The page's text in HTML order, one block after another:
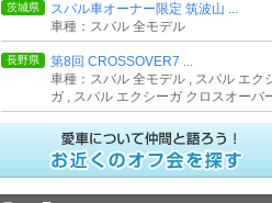
茨城県
スバル車オーナー限定 筑波山 ...
車種：スバル 全モデル
長野県
第8回 CROSSOVER7 ...
車種：スバル 全モデル , スバル エク
ガ , スバル エクシーガ クロスオーバ